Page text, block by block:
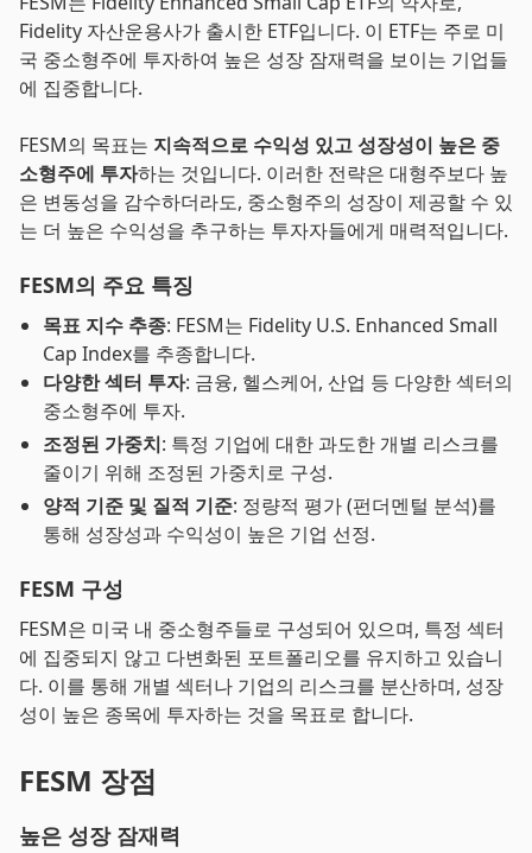
Fidelity 자산운용사가 출시한 ETF입니다. 이 ETF는 주로 미
국 중소형주에 투자하여 높은 성장 잠재력을 보이는 기업들
에 집중합니다.
FESM의 목표는 지속적으로 수익성 있고 성장성이 높은 중
소형주에 투자하는 것입니다. 이러한 전략은 대형주보다 높
은 변동성을 감수하더라도, 중소형주의 성장이 제공할 수 있
는 더 높은 수익성을 추구하는 투자자들에게 매력적입니다.
FESM의 주요 특징
목표 지수 추종: FESM는 Fidelity U.S. Enhanced Small
Cap Index를 추종합니다.
다양한 섹터 투자: 금융, 헬스케어, 산업 등 다양한 섹터의
중소형주에 투자.
조정된 가중치: 특정 기업에 대한 과도한 개별 리스크를
줄이기 위해 조정된 가중치로 구성.
양적 기준 및 질적 기준: 정량적 평가 (펀더멘털 분석)를
통해 성장성과 수익성이 높은 기업 선정.
FESM 구성
FESM은 미국 내 중소형주들로 구성되어 있으며, 특정 섹터
에 집중되지 않고 다변화된 포트폴리오를 유지하고 있습니
다. 이를 통해 개별 섹터나 기업의 리스크를 분산하며, 성장
성이 높은 종목에 투자하는 것을 목표로 합니다.
FESM 장점
높은 성장 잠재력